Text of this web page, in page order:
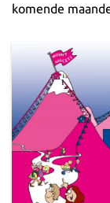
komende